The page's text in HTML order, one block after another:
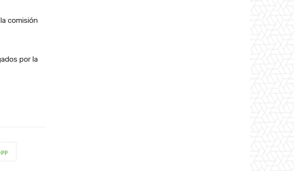
comisión
por la